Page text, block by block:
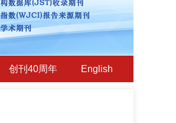
创刊40周年 English